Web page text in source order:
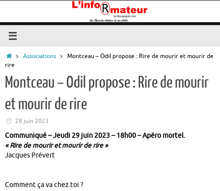
contenu
Accueil
Associations
Montceau – Odil propose : Rire de mourir et mourir de
rire
Montceau – Odil propose : Rire de mourir
et mourir de rire
28 juin 2023
Communiqué – Jeudi 29 juin 2023 – 18h00 – Apéro mortel.
« Rire de mourir et mourir de rire »
Jacques Prévert
Comment ça va chez toi ?